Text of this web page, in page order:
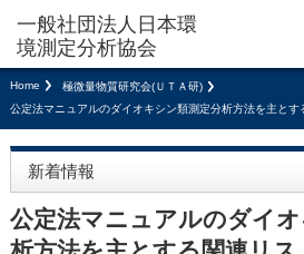
Home
極微量物質研究会(ＵＴＡ研)
公定法マニュアルのダイオキシン類測定分析方法を主とす
新着情報
公定法マニュアルのダイ